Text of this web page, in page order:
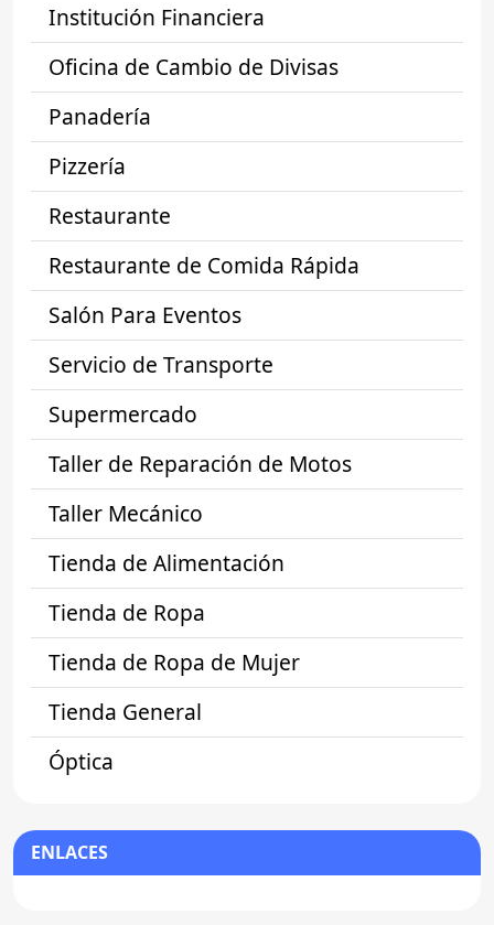
Institución Financiera
Oficina de Cambio de Divisas
Panadería
Pizzería
Restaurante
Restaurante de Comida Rápida
Salón Para Eventos
Servicio de Transporte
Supermercado
Taller de Reparación de Motos
Taller Mecánico
Tienda de Alimentación
Tienda de Ropa
Tienda de Ropa de Mujer
Tienda General
Óptica
ENLACES